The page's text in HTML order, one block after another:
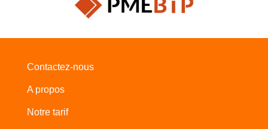
Contactez-nous
A propos
Notre tarif